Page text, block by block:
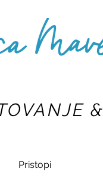
Pristopi